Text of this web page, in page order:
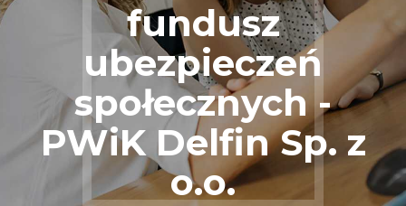
fundusz
ubezpieczeń
społecznych -
PWiK Delfin Sp. z
o.o.